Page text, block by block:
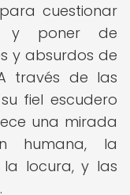
cuestionar
y poner de
y absurdos de
través de las
fiel escudero
una mirada
humana, la
locura, y las